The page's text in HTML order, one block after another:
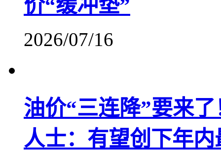
价“缓冲垫”
2026/07/16
油价“三连降”要来
人士：有望创下年